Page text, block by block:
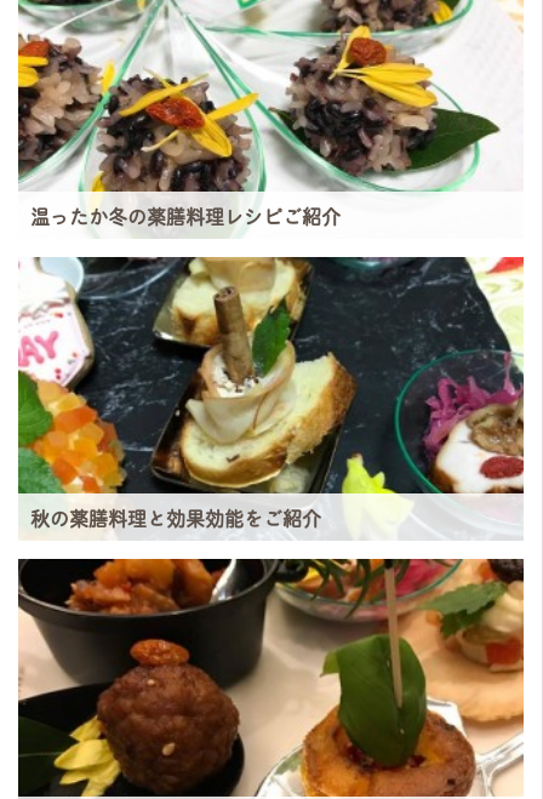
温ったか冬の薬膳料理レシピご紹介
秋の薬膳料理と効果効能をご紹介